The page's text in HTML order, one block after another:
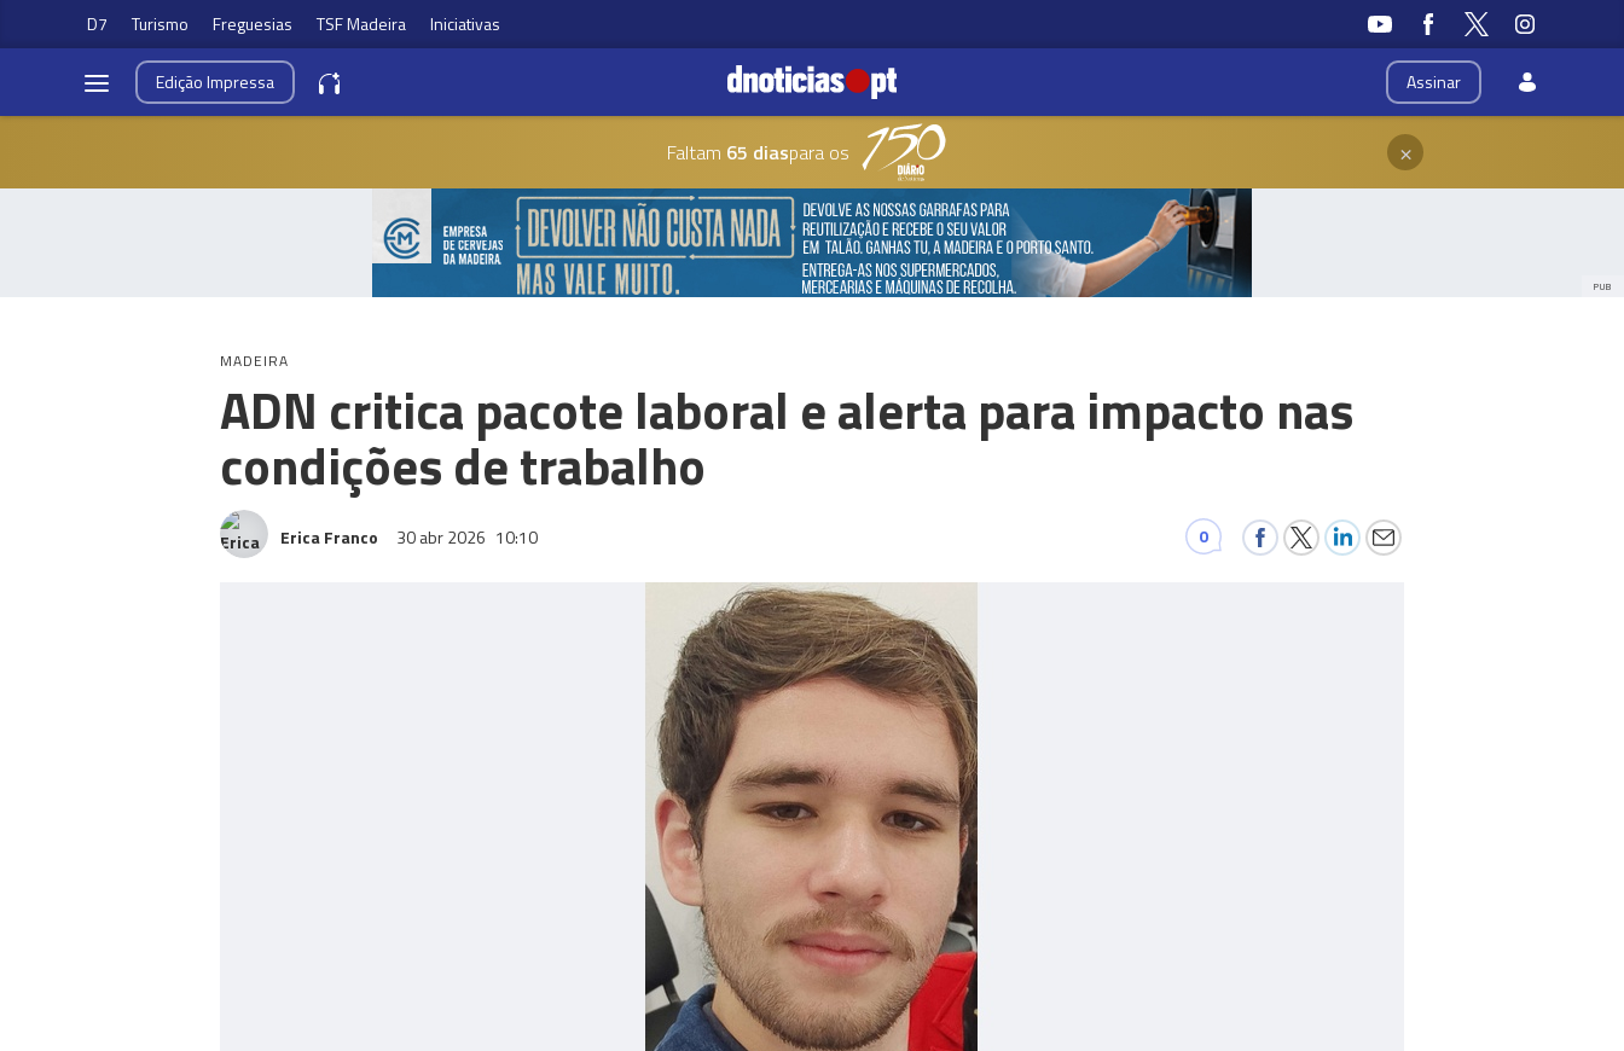
D7 Turismo Freguesias TSF Madeira Iniciativas
Assinar
EdiçãoImpressa
Faltam 65 diaspara os ×
PUB
MADEIRA
ADN critica pacote laboral e alerta para impacto nas
condições de trabalho
Erica Franco 30 abr 2026 10:10 0